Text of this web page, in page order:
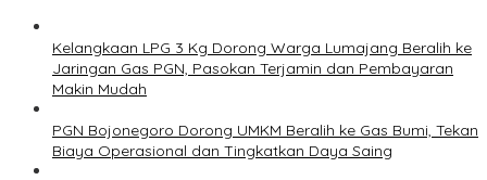
Kelangkaan LPG 3 Kg Dorong Warga Lumajang Beralih ke
Jaringan Gas PGN, Pasokan Terjamin dan Pembayaran
Makin Mudah
PGN Bojonegoro Dorong UMKM Beralih ke Gas Bumi, Tekan
Biaya Operasional dan Tingkatkan Daya Saing